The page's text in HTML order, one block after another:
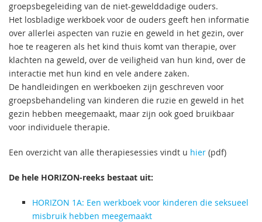
groepsbegeleiding van de niet-gewelddadige ouders.
Het losbladige werkboek voor de ouders geeft hen informatie
over allerlei aspecten van ruzie en geweld in het gezin, over
hoe te reageren als het kind thuis komt van therapie, over
klachten na geweld, over de veiligheid van hun kind, over de
interactie met hun kind en vele andere zaken.
De handleidingen en werkboeken zijn geschreven voor
groepsbehandeling van kinderen die ruzie en geweld in het
gezin hebben meegemaakt, maar zijn ook goed bruikbaar
voor individuele therapie.
Een overzicht van alle therapiesessies vindt u hier (pdf)
De hele HORIZON-reeks bestaat uit:
HORIZON 1A: Een werkboek voor kinderen die seksueel
misbruik hebben meegemaakt